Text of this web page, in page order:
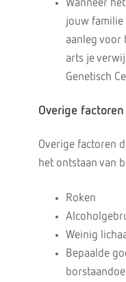
Wanneer
jouw familie
aanleg voor
arts je
Genetisch
Overige factoren
Overige factoren
het ontstaan van
Roken
Weinig
Bepaalde